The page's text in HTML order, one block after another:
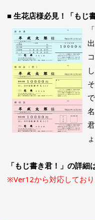
■ 生花店様必見！「もじ
「もじ書き君！」の詳細
※Ver12から対応しており